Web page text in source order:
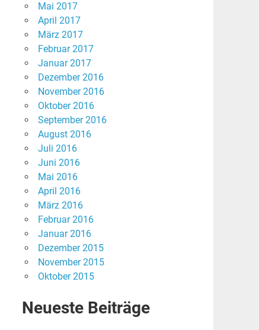
Mai 2017
April 2017
März 2017
Februar 2017
Januar 2017
Dezember 2016
November 2016
Oktober 2016
September 2016
August 2016
Juli 2016
Juni 2016
Mai 2016
April 2016
März 2016
Februar 2016
Januar 2016
Dezember 2015
November 2015
Oktober 2015
Neueste Beiträge